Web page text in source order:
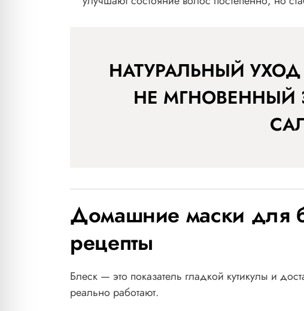
НАТУРАЛЬНЫЙ
НЕ МГНОВЕННЫЙ
Домашние маски для
рецепты
Блеск — это показатель гладкой кутикулы и
реально работают.